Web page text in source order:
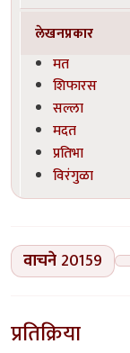
लेखनप्रकार
मत
शिफारस
सल्ला
मदत
प्रतिभा
विरंगुळा
वाचने 20159
प्रतिक्रिया